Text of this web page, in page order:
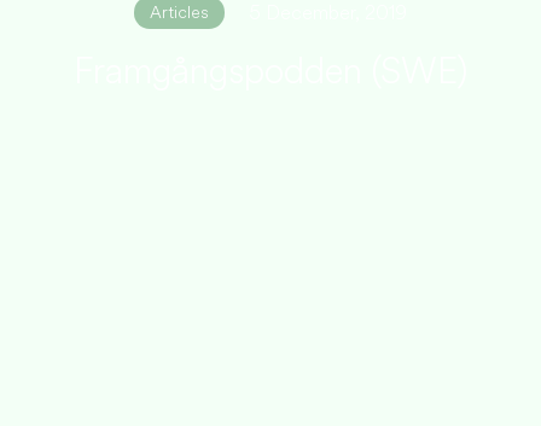
Articles